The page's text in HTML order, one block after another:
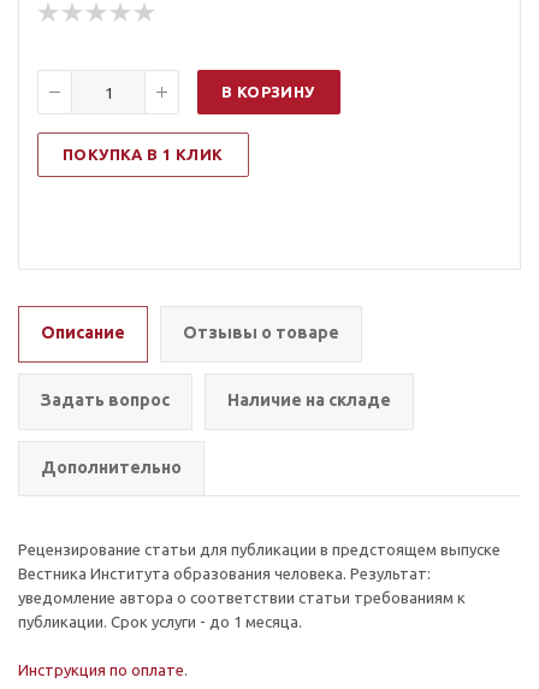
В КОРЗИНУ
ПОКУПКА В 1 КЛИК
Описание Отзывы о товаре
Задать вопрос Наличие на складе
Дополнительно
Рецензирование статьи для публикации в предстоящем выпуске
Вестника Института образования человека. Результат:
уведомление автора о соответствии статьи требованиям к
публикации. Срок услуги - до 1 месяца.
Инструкция по оплате.